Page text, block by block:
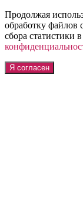
Продолжая
обработку файлов
сбора статистики
Я согласен